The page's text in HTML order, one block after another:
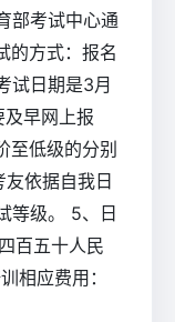
部考试中心通
的方式：报名
试日期是3月
早网上报
至低级的分别
依据自我日
等级。 5、日
百五十人民
相应费用：